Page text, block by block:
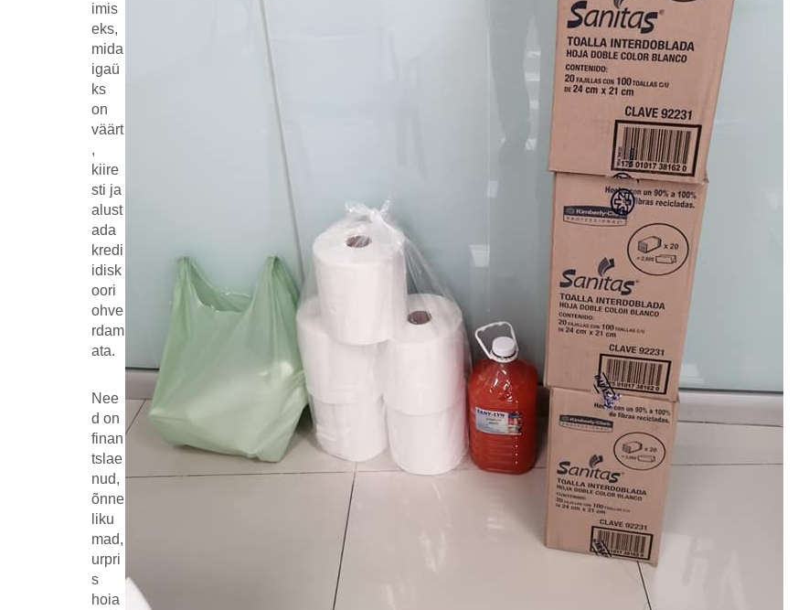
imis
eks,
mida
igaü
ks
on
väärt
,
kiire
sti ja
alust
ada
kredi
idisk
oori
ohve
rdam
ata.
Nee
d on
finan
tslae
nud,
õnne
liku
mad,
urpri
s
hoia